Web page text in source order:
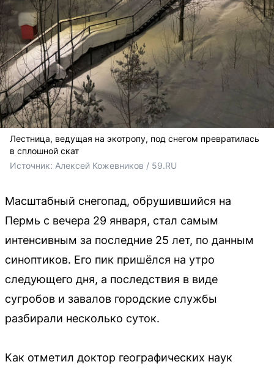
Лестница, ведущая на экотропу, под снегом превратилась
в сплошной скат
Источник: Алексей Кожевников / 59.RU
Масштабный снегопад, обрушившийся на
Пермь с вечера 29 января, стал самым
интенсивным за последние 25 лет, по данным
синоптиков. Его пик пришёлся на утро
следующего дня, а последствия в виде
сугробов и завалов городские службы
разбирали несколько суток.
Как отметил доктор географических наук